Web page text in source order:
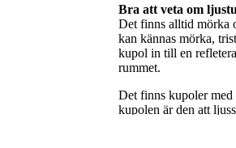
Bra att veta om
Det finns alltid mörka
kan kännas mörka,
kupol in till en
rummet.
Det finns kupoler
kupolen är den att